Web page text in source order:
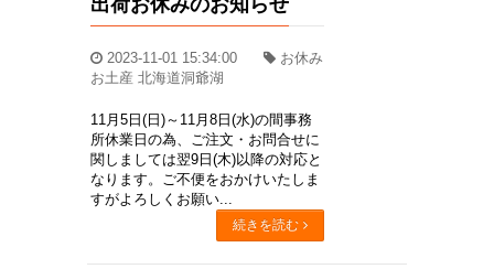
2023-11-01 15:34:00
お休み
お土産 北海道洞爺湖
11月5日(日)～11月8日(水)の間事務
所休業日の為、ご注文・お問合せに
関しましては翌9日(木)以降の対応と
なります。ご不便をおかけいたしま
すがよろしくお願い...
続きを読む